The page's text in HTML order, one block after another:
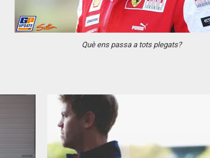
Què ens passa a tots plegats?